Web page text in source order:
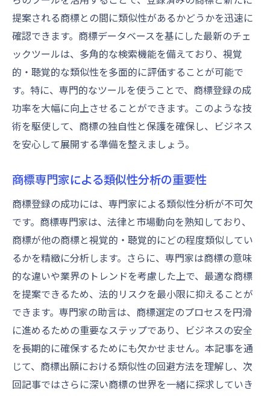
提案される商標との間に類似性があるかどうかを迅速に
確認できます。商標データベースを基にした最新のチェ
ックツールは、多角的な検索機能を備えており、視覚
的・聴覚的な類似性を多面的に評価することが可能で
す。特に、専門的なツールを使うことで、商標登録の成
功率を大幅に向上させることができます。このような技
術を駆使して、商標の独自性と保護を確保し、ビジネス
を安心して展開する準備を整えましょう。
商標専門家による類似性分析の重要性
商標登録の成功には、専門家による類似性分析が不可欠
です。商標専門家は、法律と市場動向を熟知しており、
商標が他の商標と視覚的・聴覚的にどの程度類似してい
るかを精緻に分析します。さらに、専門家は商標の意味
的な違いや業界のトレンドを考慮した上で、最適な商標
を提案できるため、法的リスクを最小限に抑えることが
できます。専門家の助言は、商標選定のプロセスを円滑
に進めるための重要なステップであり、ビジネスの安全
を長期的に確保するためにも欠かせません。本記事を通
じて、商標出願における類似性の回避方法を理解し、次
回記事ではさらに深い商標の世界を一緒に探求していき